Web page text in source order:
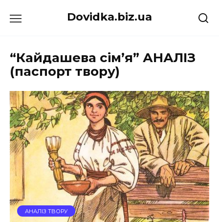
до
Dovidka.biz.ua
“Кайдашева сiм’я” АНАЛІЗ
(паспорт твору)
АНАЛІЗ ТВОРУ